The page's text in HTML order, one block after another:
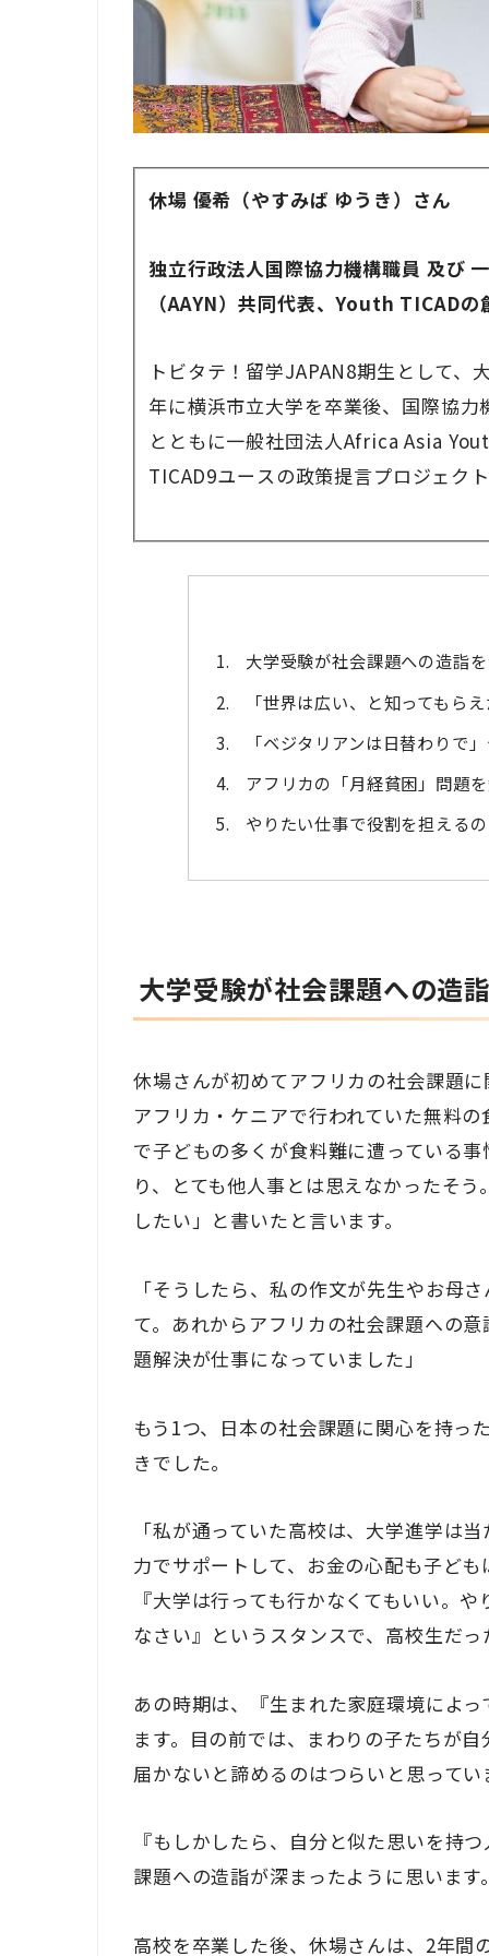
休場 優希（やすみば ゆうき）さん
独立行政法人国際協力機構職員 及び
（AAYN）共同代表、Youth TICADの
トビタテ！留学JAPAN8期生として
年に横浜市立大学を卒業後、国際協
とともに一般社団法人Africa Asia
TICAD9ユースの政策提言プロジェク
大学受験が社会課題への造詣
「世界は広い、と知ってもら
「ベジタリアンは日替わりで
アフリカの「月経貧困」問題
やりたい仕事で役割を担える
大学受験が社会課題への造
休場さんが初めてアフリカの社会課題
アフリカ・ケニアで行われていた無料
で子どもの多くが食料難に遭っている
り、とても他人事とは思えなかったそ
したい」と書いたと言います。
「そうしたら、私の作文が先生やお母
て。あれからアフリカの社会課題への
題解決が仕事になっていました」
もう1つ、日本の社会課題に関心を持っ
きでした。
「私が通っていた高校は、大学進学は
力でサポートして、お金の心配も子ど
『大学は行っても行かなくてもいい。
なさい』というスタンスで、高校生だ
あの時期は、『生まれた家庭環境によ
ます。目の前では、まわりの子たちが
届かないと諦めるのはつらいと思って
『もしかしたら、自分と似た思いを持
課題への造詣が深まったように思いま
高校を卒業した後、休場さんは、2年間